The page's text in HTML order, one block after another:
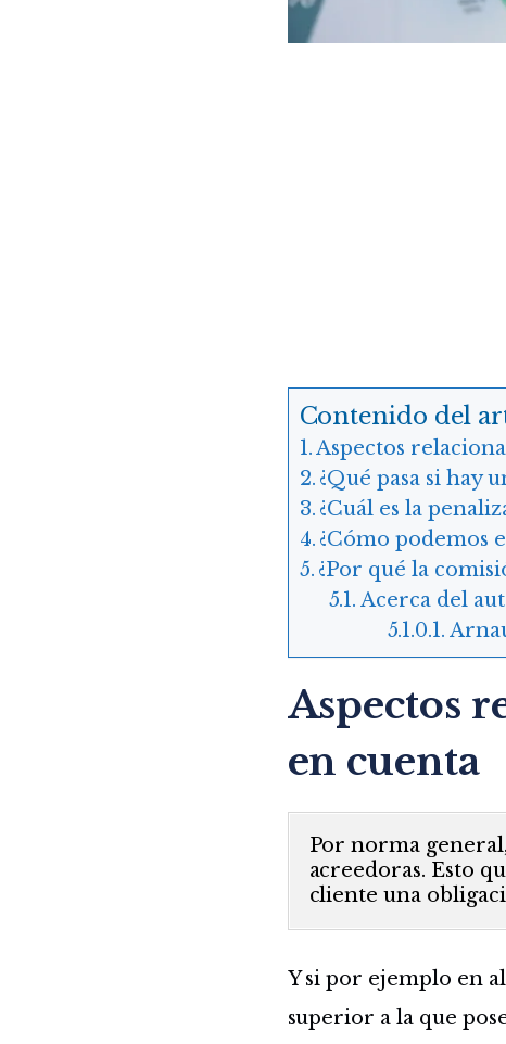
Contenido del
Aspectos
¿Qué pasa si hay
¿Cuál es la
¿Cómo podemos
¿Por qué la
Acerca del
Aspectos
en cuenta
Por norma
acreedoras. Esto
cliente una
Y si por ejemplo en
superior a la que